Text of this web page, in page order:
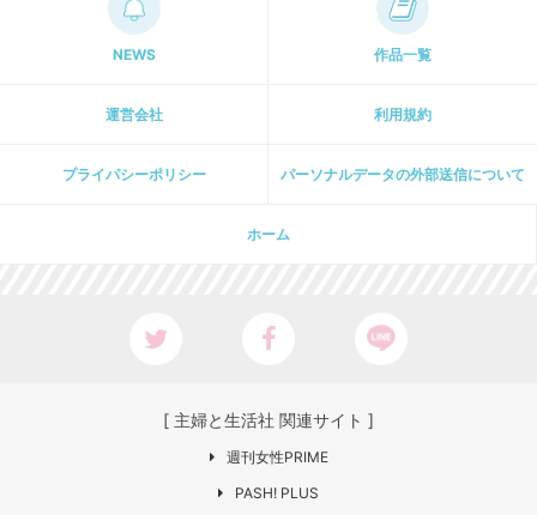
NEWS 作品一覧
運営会社 利用規約
プライパシーポリシー パーソナルデータの外部送信について
ホーム
[ 主婦と生活社 関連サイト ]
週刊女性PRIME
PASH! PLUS